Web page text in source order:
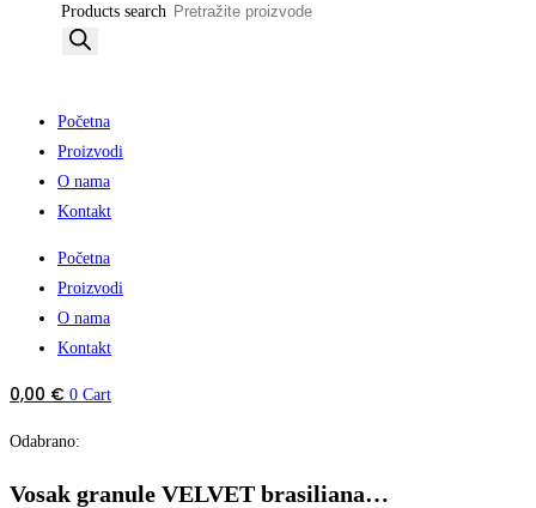
Products search
Početna
Proizvodi
O nama
Kontakt
Početna
Proizvodi
O nama
Kontakt
0,00 € 0 Cart
Odabrano:
Vosak granule VELVET brasiliana…